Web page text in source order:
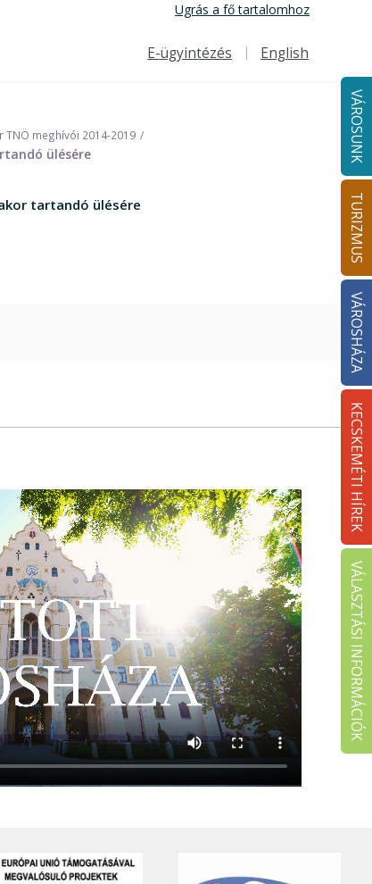
Ugrás a fő tartalomhoz
Felső navigáció
E-ügyintézés English
VÁROSUNK
TURIZMUS
VÁROSHÁZA
KECSKEMÉTI HÍREK
VÁLASZTÁSI INFORMÁCIÓK
TNÖ meghívói 2014-2019
ülésére
tartandó ülésére